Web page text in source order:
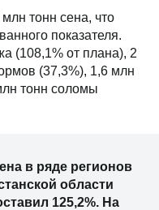
тонн сена, что
показателя.
(108,1% от плана), 2
(37,3%), 1,6 млн
тонн соломы
в ряде регионов
области
125,2%. На